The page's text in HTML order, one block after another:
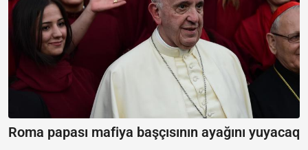
Roma papası mafiya başçısının ayağını yuyacaq